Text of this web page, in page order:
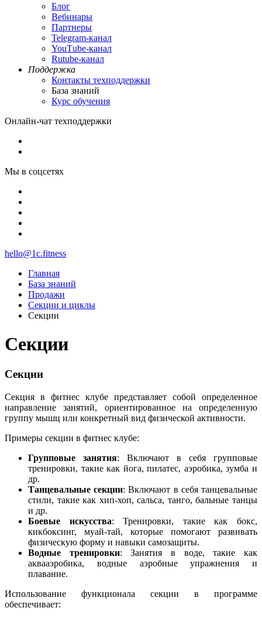
Блог
Вебинары
Партнеры
Теlegram-канал
YouТube-канал
Rutube-канал
Поддержка
Контакты техподдержки
База знаний
Курс обучения
Онлайн-чат техподдержки
Мы в соцсетях
hello@1c.fitness
Главная
База знаний
Продажи
Секции и циклы
Секции
Секции
Секции
Секция в фитнес клубе представляет собой определенное
направление занятий, ориентированное на определенную
группу мышц или конкретный вид физической активности.
Примеры секции в фитнес клубе:
Групповые занятия: Включают в себя групповые
тренировки, такие как йога, пилатес, аэробика, зумба и
др.
Танцевальные секции: Включают в себя танцевальные
стили, такие как хип-хоп, сальса, танго, бальные танцы
и др.
Боевые искусства: Тренировки, такие как бокс,
кикбоксинг, муай-тай, которые помогают развивать
физическую форму и навыки самозащиты.
Водные тренировки: Занятия в воде, такие как
аквааэробика, водные аэробные упражнения и
плавание.
Использование функционала секции в программе
обеспечивает: